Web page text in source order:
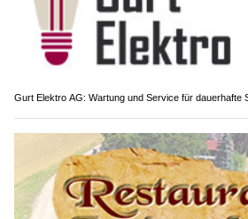
Gurt Elektro AG: Wartung und Service für dauerhafte